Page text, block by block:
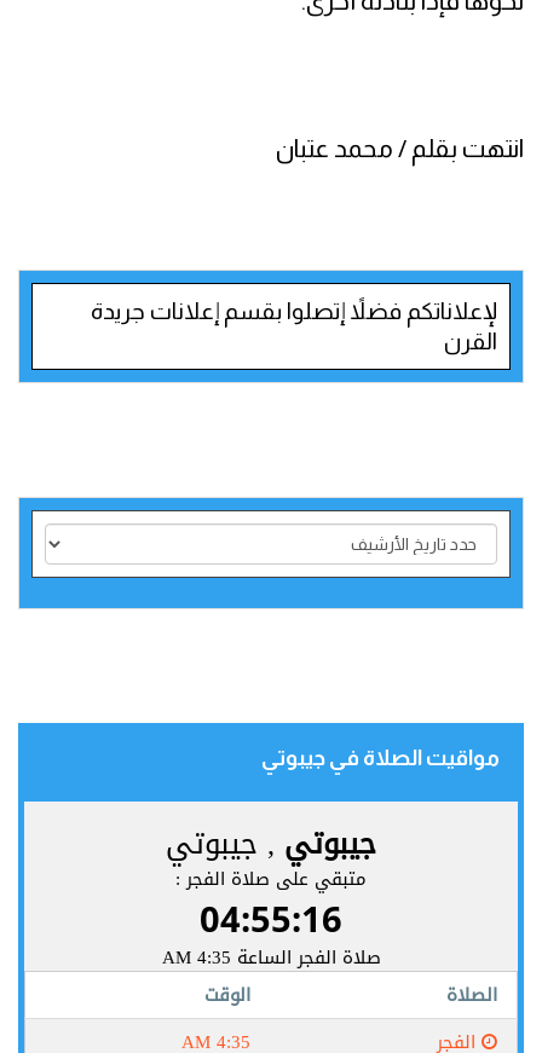
انتهت بقلم / محمد عتبان
لإعلاناتكم فضلاً إتصلوا بقسم إعلانات جريدة
القرن
مواقيت الصلاة في جيبوتي‎